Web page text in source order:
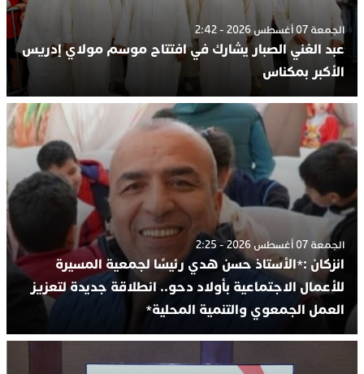
الجمعة 07 أغسطس 2026 - 2:42
عبد الغني الصبار يشارك في افتتاح موسم مولاي إدريس
الأكبر بمكناس
الجمعة 07 أغسطس 2026 - 2:25
انزكان :*الأستاذ حسن هدي رئيسًا لجمعية المسيرة
للأعمال الاجتماعية بأولاد دحو.. انطلاقة جديدة لتعزيز
العمل الجمعوي والتنمية المحلية*